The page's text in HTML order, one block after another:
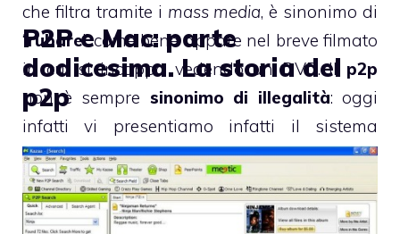
che filtra tramite i mass media, è sinonimo di
“ rubare” come bene appare nel breve filmato
in cui si incappa vedendo un DVD. Il p2p
non è sempre sinonimo di illegalità: oggi
infatti vi presentiamo infatti il sistema
“Qtrax“.
P2P e Mac: parte
dodicesima. La storia del
p2p